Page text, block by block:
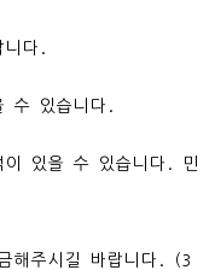
니다.
수 있습니다.
이 있을 수 있습니다. 민
해주시길 바랍니다. (3